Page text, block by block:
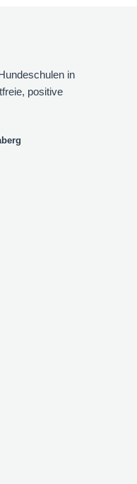
in
positive